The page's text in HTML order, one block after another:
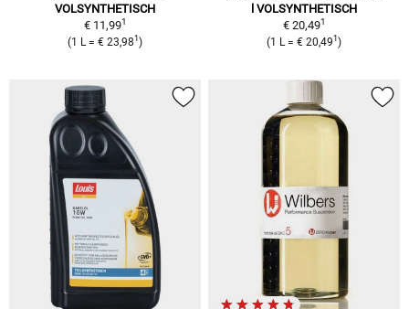
VOLSYNTHETISCH
€ 11,991
(1 L = € 23,981 )
l VOLSYNTHETISCH
€ 20,491
(1 L = € 20,491 )